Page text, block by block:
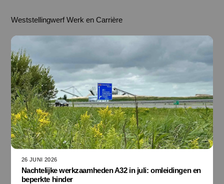
Weststellingwerf Werk en Carrière
26 JUNI 2026
Nachtelijke werkzaamheden A32 in juli: omleidingen en
beperkte hinder